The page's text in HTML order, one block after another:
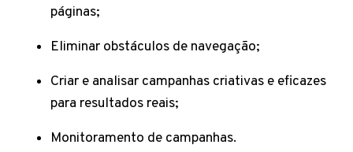
páginas;
Eliminar obstáculos de navegação;
Criar e analisar campanhas criativas e eficazes
para resultados reais;
Monitoramento de campanhas.